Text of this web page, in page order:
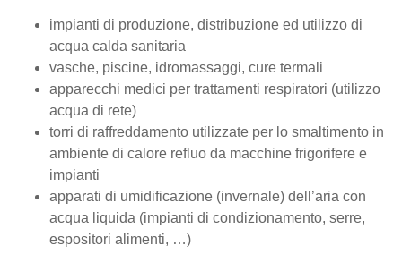
impianti di produzione, distribuzione ed utilizzo di
acqua calda sanitaria
vasche, piscine, idromassaggi, cure termali
apparecchi medici per trattamenti respiratori (utilizzo
acqua di rete)
torri di raffreddamento utilizzate per lo smaltimento in
ambiente di calore refluo da macchine frigorifere e
impianti
apparati di umidificazione (invernale) dell’aria con
acqua liquida (impianti di condizionamento, serre,
espositori alimenti, …)